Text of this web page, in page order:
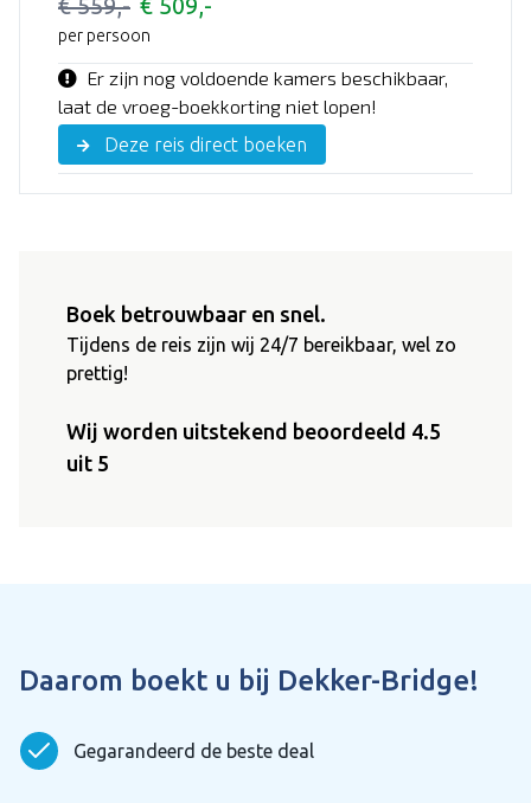
€ 559,- € 509,-
per persoon
Er zijn nog voldoende kamers beschikbaar,
laat de vroeg-boekkorting niet lopen!
Deze reis direct boeken
Boek betrouwbaar en snel.
Tijdens de reis zijn wij 24/7 bereikbaar, wel zo
prettig!
Wij worden uitstekend beoordeeld 4.5
uit 5
Daarom boekt u bij Dekker-Bridge!
Gegarandeerd de beste deal